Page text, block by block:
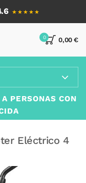
★★★★★
0,00 €
0
PERSONAS CON
Eléctrico 4